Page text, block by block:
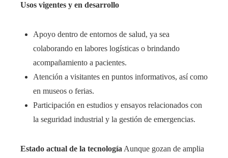
Usos vigentes y en desarrollo
Apoyo dentro de entornos de salud, ya sea
colaborando en labores logísticas o brindando
acompañamiento a pacientes.
Atención a visitantes en puntos informativos, así como
en museos o ferias.
Participación en estudios y ensayos relacionados con
la seguridad industrial y la gestión de emergencias.
Estado actual de la tecnología Aunque gozan de amplia